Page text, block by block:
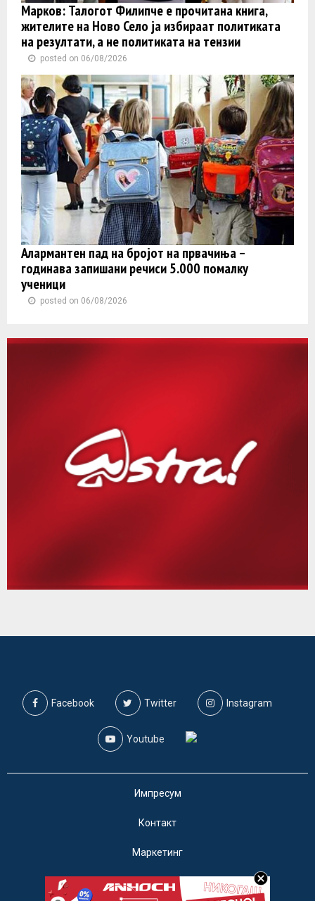
Марков: Талогот Филипче е прочитана книга,
жителите на Ново Село ја избираат политиката
на резултати, а не политиката на тензии
posted on 06/08/2026
Алармантен пад на бројот на првачиња –
годинава запишани речиси 5.000 помалку
ученици
posted on 06/08/2026
Facebook Twitter Instagram
Youtube
Импресум
Контакт
Маркетинг
Услови за користење